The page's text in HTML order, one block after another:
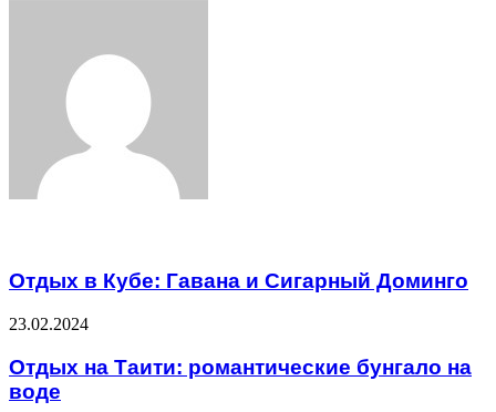
Отдых в Кубе: Гавана и Сигарный Доминго
23.02.2024
Отдых на Таити: романтические бунгало на
воде